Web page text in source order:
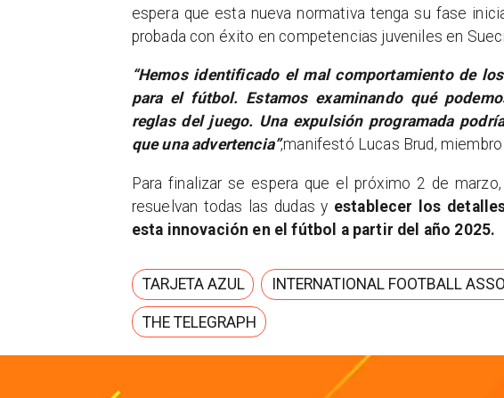
espera que esta nueva normativa tenga su fase
probada con éxito en competencias juveniles en
“Hemos identificado el mal comportamiento de
para el fútbol. Estamos examinando qué
reglas del juego. Una expulsión programada
que una advertencia”,manifestó Lucas Brud, miembro
Para finalizar se espera que el próximo 2 de
resuelvan todas las dudas y establecer los
esta innovación en el fútbol a partir del año 2025.
TARJETA AZUL INTERNATIONAL FOOTBALL
THE TELEGRAPH